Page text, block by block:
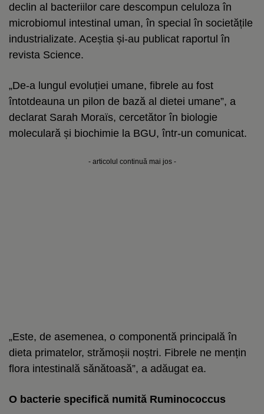
declin al bacteriilor care descompun celuloza în
microbiomul intestinal uman, în special în societățile
industrializate. Aceștia și-au publicat raportul în
revista Science.
„De-a lungul evoluției umane, fibrele au fost
întotdeauna un pilon de bază al dietei umane”, a
declarat Sarah Moraïs, cercetător în biologie
moleculară și biochimie la BGU, într-un comunicat.
- articolul continuă mai jos -
„Este, de asemenea, o componentă principală în
dieta primatelor, strămoșii noștri. Fibrele ne mențin
flora intestinală sănătoasă”, a adăugat ea.
O bacterie specifică numită Ruminococcus